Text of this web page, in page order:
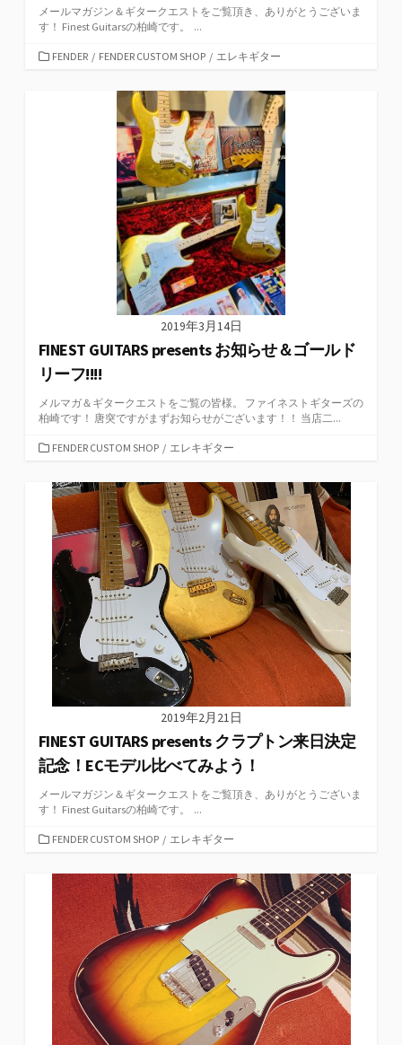
メールマガジン＆ギタークエストをご覧頂き、ありがとうございま
す！ Finest Guitarsの柏崎です。 ...
カFENDER / FENDER CUSTOM SHOP / エレキギター
2019年3月14日
FINEST GUITARS presents お知らせ＆ゴールド
リーフ!!!!
メルマガ＆ギタークエストをご覧の皆様。 ファイネストギターズの
柏崎です！ 唐突ですがまずお知らせがございます！！ 当店二...
カ
ゴ
リ
ー
FENDER CUSTOM SHOP / エレキギター
2019年2月21日
FINEST GUITARS presents クラプトン来日決定
記念！ECモデル比べてみよう！
メールマガジン＆ギタークエストをご覧頂き、ありがとうございま
す！ Finest Guitarsの柏崎です。 ...
カ
ゴ
リ
ー
FENDER CUSTOM SHOP / エレキギター